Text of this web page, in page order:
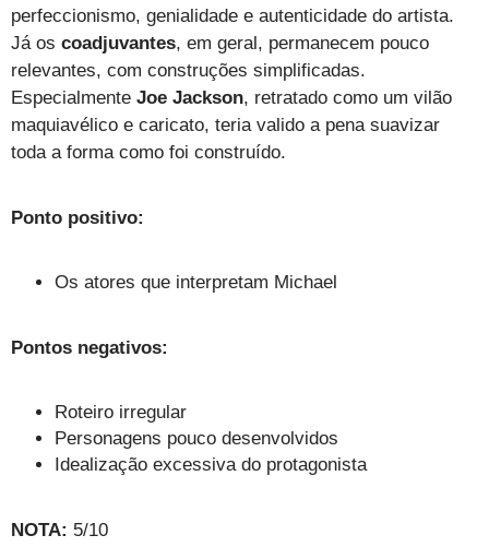
perfeccionismo, genialidade e autenticidade do artista.
Já os coadjuvantes, em geral, permanecem pouco
relevantes, com construções simplificadas.
Especialmente Joe Jackson, retratado como um vilão
maquiavélico e caricato, teria valido a pena suavizar
toda a forma como foi construído.
Ponto positivo:
Os atores que interpretam Michael
Pontos negativos:
Roteiro irregular
Personagens pouco desenvolvidos
Idealização excessiva do protagonista
NOTA: 5/10